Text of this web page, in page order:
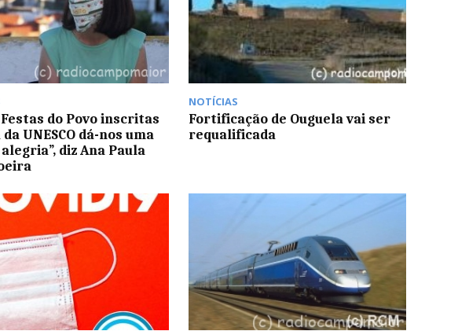
Festas do Povo inscritas
UNESCO dá-nos uma
diz Ana Paula
NOTÍCIAS
Fortificação de Ouguela vai ser
requalificada